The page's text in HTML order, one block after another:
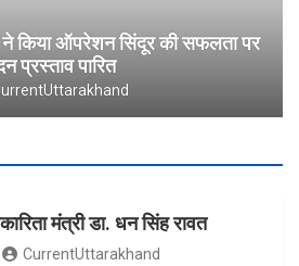
ने किया ऑपरेशन सिंदूर की सफलता पर
प्रस्ताव पारित
मंत्री डा. धन सिंह रावत
CurrentUttarakhand